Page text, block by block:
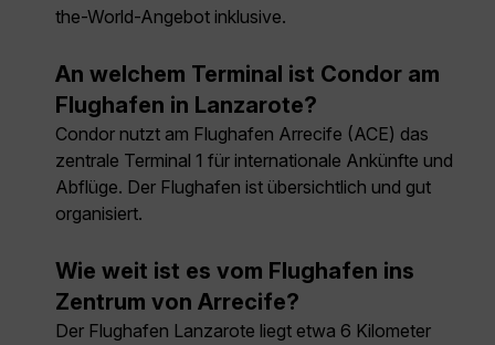
the-World-Angebot inklusive.
An welchem Terminal ist Condor am
Flughafen in Lanzarote?
Condor nutzt am Flughafen Arrecife (ACE) das
zentrale Terminal 1 für internationale Ankünfte und
Abflüge. Der Flughafen ist übersichtlich und gut
organisiert.
Wie weit ist es vom Flughafen ins
Zentrum von Arrecife?
Der Flughafen Lanzarote liegt etwa 6 Kilometer